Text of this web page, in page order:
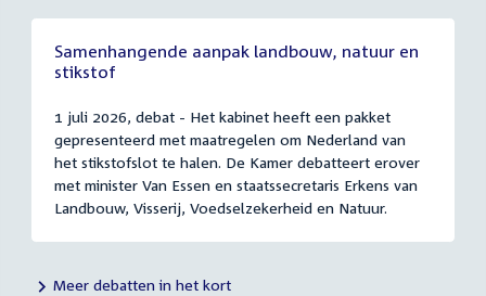
Samenhangende aanpak landbouw, natuur en
stikstof
1 juli 2026, debat - Het kabinet heeft een pakket
gepresenteerd met maatregelen om Nederland van
het stikstofslot te halen. De Kamer debatteert erover
met minister Van Essen en staatssecretaris Erkens van
Landbouw, Visserij, Voedselzekerheid en Natuur.
Meer debatten in het kort